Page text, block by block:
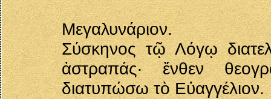
Μεγαλυνάριον.
Σύσκηνος τῷ Λόγῳ
ἀστραπάς· ἔνθεν
διατυπώσω τὸ Εὐαγγέλιον.